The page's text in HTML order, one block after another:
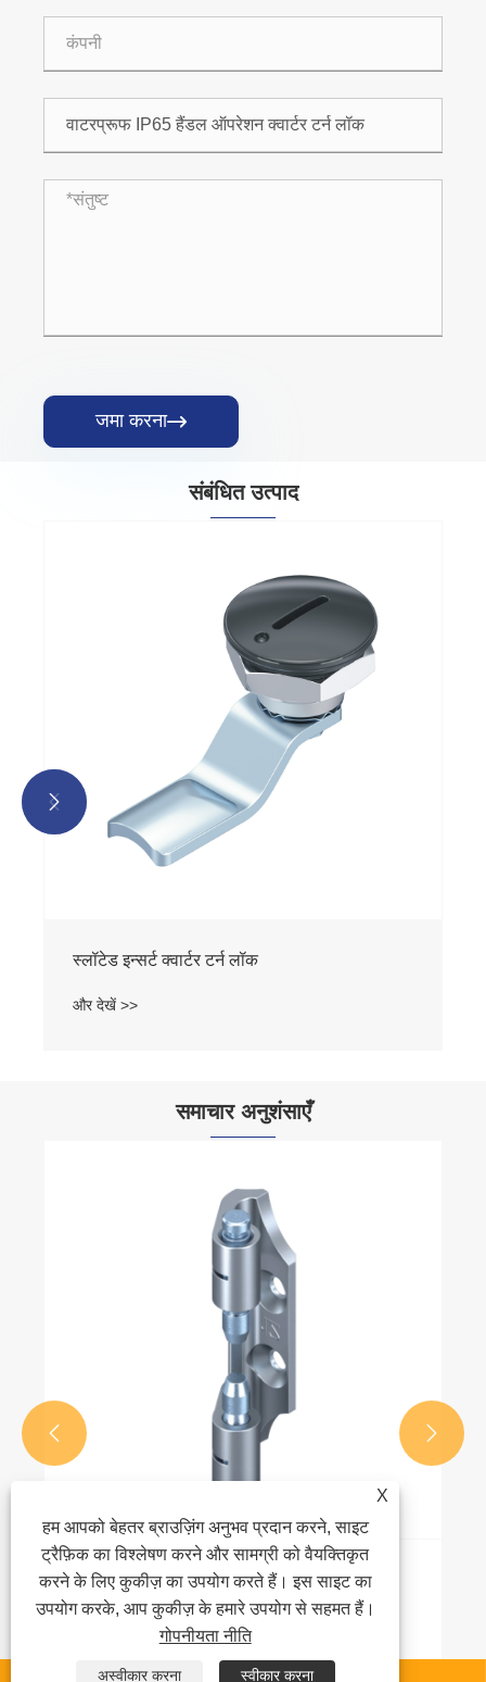
जमा करना
संबंधित उत्पाद
स्लॉटेड इन्सर्ट क्वार्टर टर्न लॉक
और देखें >>


समाचार अनुशंसाएँ
कैबिनेट टिका के घटक
 
X
हम आपको बेहतर ब्राउज़िंग अनुभव प्रदान करने, साइट
ट्रैफ़िक का विश्लेषण करने और सामग्री को वैयक्तिकृत
करने के लिए कुकीज़ का उपयोग करते हैं। इस साइट का
उपयोग करके, आप कुकीज़ के हमारे उपयोग से सहमत हैं।
गोपनीयता नीति
अस्वीकार करना स्वीकार करना